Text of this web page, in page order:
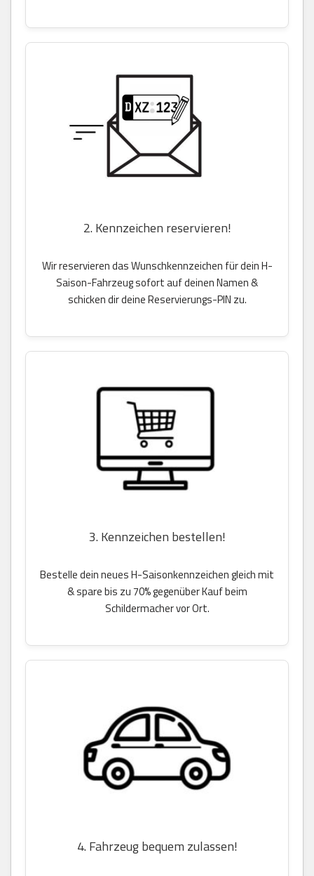
2. Kennzeichen reservieren!
Wir reservieren das Wunschkennzeichen für dein H-
Saison-Fahrzeug sofort auf deinen Namen &
schicken dir deine Reservierungs-PIN zu.
3. Kennzeichen bestellen!
Bestelle dein neues H-Saisonkennzeichen gleich mit
& spare bis zu 70% gegenüber Kauf beim
Schildermacher vor Ort.
4. Fahrzeug bequem zulassen!